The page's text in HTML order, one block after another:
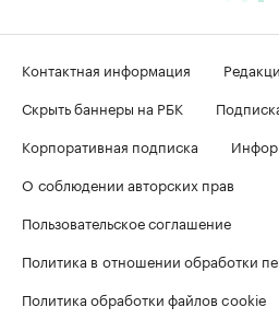
Контактная информация
Скрыть баннеры на РБК
Корпоративная подписка
О соблюдении авторских прав
Пользовательское соглашение
Политика в отношении обработки
Политика обработки файлов cookie